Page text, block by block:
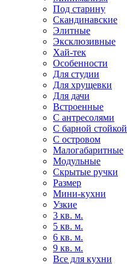
Под старину
Скандинавские
Элитные
Эксклюзивные
Хай-тек
Особенности
Для студии
Для хрущевки
Для дачи
Встроенные
С антресолями
С барной стойкой
С островом
Малогабаритные
Модульные
Скрытые ручки
Размер
Мини-кухни
Узкие
3 кв. м.
5 кв. м.
6 кв. м.
9 кв. м.
Все для кухни